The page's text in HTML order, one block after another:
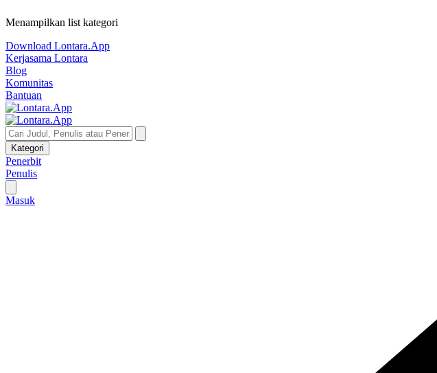
Menampilkan list kategori
Download Lontara.App
Kerjasama Lontara
Blog
Komunitas
Bantuan
Kategori
Penerbit
Penulis
Masuk